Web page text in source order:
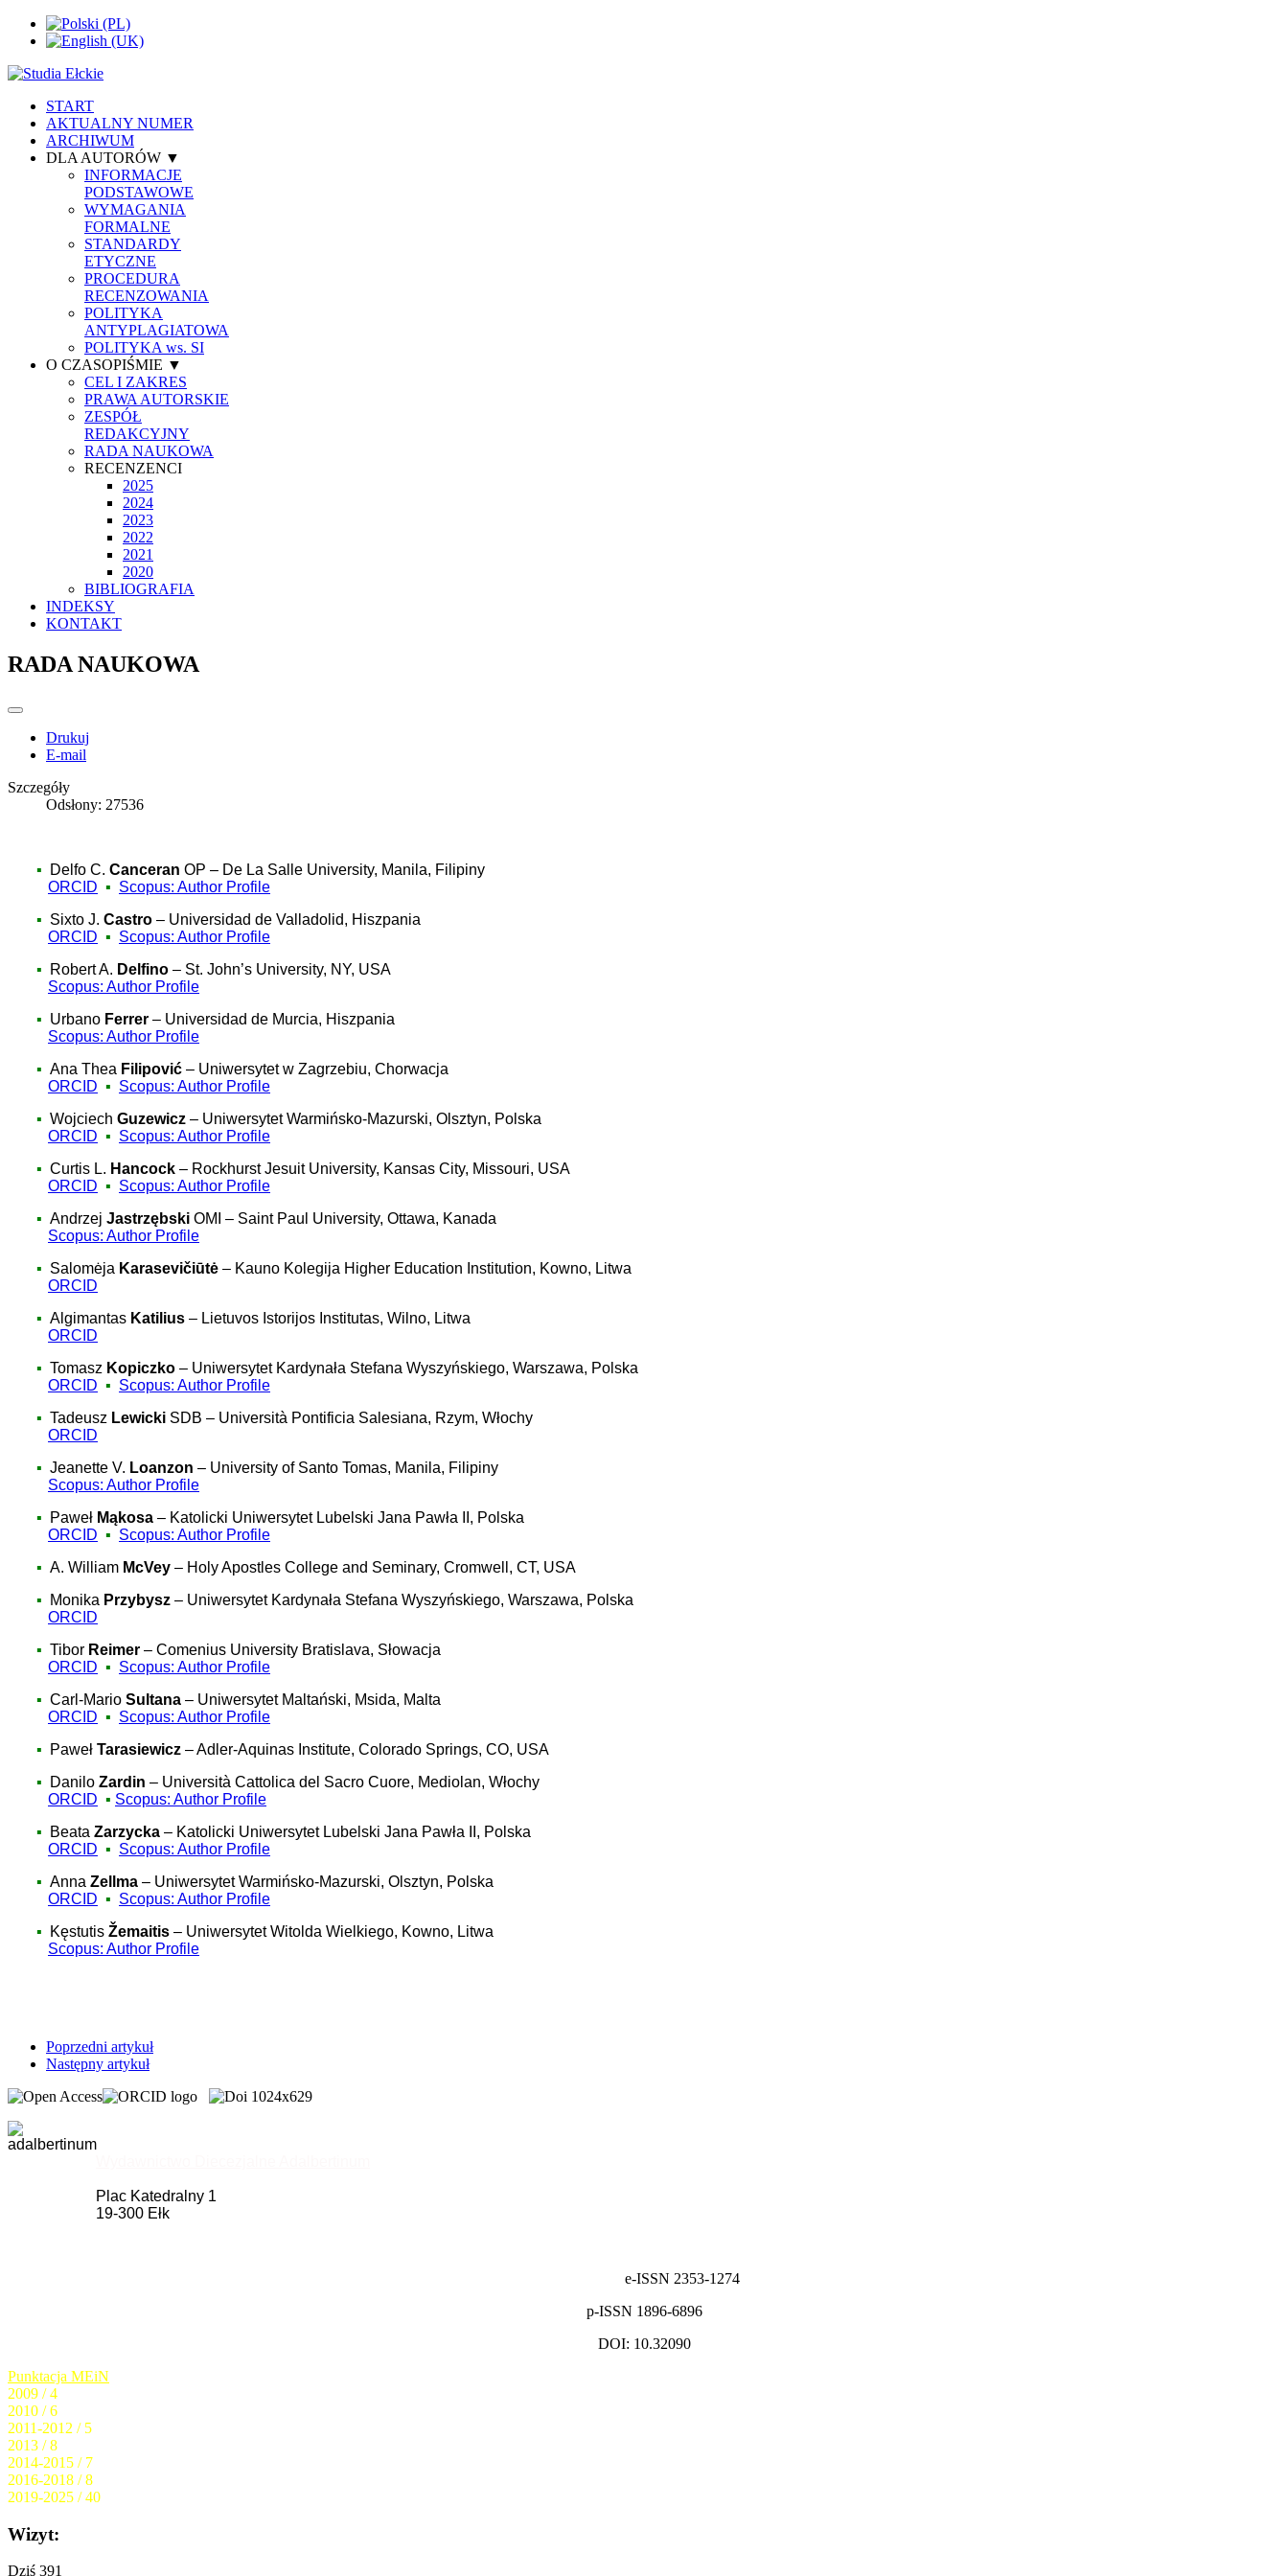
START
AKTUALNY NUMER
ARCHIWUM
DLA AUTORÓW ▼
INFORMACJE
PODSTAWOWE
WYMAGANIA
FORMALNE
STANDARDY
ETYCZNE
PROCEDURA
RECENZOWANIA
POLITYKA
ANTYPLAGIATOWA
POLITYKA ws. SI
O CZASOPIŚMIE ▼
CEL I ZAKRES
PRAWA AUTORSKIE
ZESPÓŁ
REDAKCYJNY
RADA NAUKOWA
RECENZENCI
2025
2024
2023
2022
2021
2020
BIBLIOGRAFIA
INDEKSY
KONTAKT
RADA NAUKOWA
Drukuj
E-mail
Szczegóły
Odsłony: 27536
▪ Delfo C. Canceran OP – De La Salle University, Manila, Filipiny
ORCID ▪ Scopus: Author Profile
▪ Sixto J. Castro – Universidad de Valladolid, Hiszpania
ORCID ▪ Scopus: Author Profile
▪
Robert A. Delfino – St. John’s University, NY, USA
Scopus: Author Profile
▪ Urbano Ferrer – Universidad de Murcia, Hiszpania
Scopus: Author Profile
▪ Ana Thea Filipović – Uniwersytet w Zagrzebiu, Chorwacja
ORCID ▪ Scopus: Author Profile
▪ Wojciech Guzewicz – Uniwersytet Warmińsko-Mazurski, Olsztyn, Polska
ORCID ▪ Scopus: Author Profile
▪ Curtis L. Hancock – Rockhurst Jesuit University, Kansas City, Missouri, USA
ORCID ▪ Scopus: Author Profile
▪ Andrzej Jastrzębski OMI – Saint Paul University, Ottawa, Kanada
Scopus: Author Profile
▪ Salomėja Karasevičiūtė – Kauno Kolegija Higher Education Institution, Kowno, Litwa
ORCID
▪ Algimantas Katilius – Lietuvos Istorijos Institutas, Wilno, Litwa
ORCID
▪ Tomasz Kopiczko – Uniwersytet Kardynała Stefana Wyszyńskiego, Warszawa, Polska
ORCID ▪ Scopus: Author Profile
▪ Tadeusz Lewicki SDB – Università Pontificia Salesiana, Rzym, Włochy
ORCID
▪ Jeanette V. Loanzon – University of Santo Tomas, Manila, Filipiny
Scopus: Author Profile
▪
Paweł Mąkosa – Katolicki Uniwersytet Lubelski Jana Pawła II, Polska
ORCID ▪ Scopus: Author Profile
▪ A. William McVey – Holy Apostles College and Seminary, Cromwell, CT, USA
▪
Monika Przybysz – Uniwersytet Kardynała Stefana Wyszyńskiego, Warszawa, Polska
ORCID
▪ Tibor Reimer – Comenius University Bratislava, Słowacja
ORCID ▪ Scopus: Author Profile
▪ Carl-Mario Sultana – Uniwersytet Maltański, Msida, Malta
ORCID ▪ Scopus: Author Profile
▪
Paweł Tarasiewicz – Adler-Aquinas Institute, Colorado Springs, CO, USA
▪
Danilo Zardin – Università Cattolica del Sacro Cuore, Mediolan, Włochy
ORCID ▪ Scopus: Author Profile
▪
Beata Zarzycka – Katolicki Uniwersytet Lubelski Jana Pawła II, Polska
ORCID ▪ Scopus: Author Profile
▪ Anna Zellma – Uniwersytet Warmińsko-Mazurski, Olsztyn, Polska
ORCID ▪ Scopus: Author Profile
▪
Kęstutis Žemaitis – Uniwersytet Witolda Wielkiego, Kowno, Litwa
Scopus: Author Profile
Poprzedni artykuł
Następny artykuł
Plac Katedralny 1
19-300 Ełk
e-ISSN 2353-1274
p-ISSN 1896-6896
DOI: 10.32090
Punktacja MEiN
2009 / 4
2010 / 6
2011-2012 / 5
2013 / 8
2014-2015 / 7
2016-2018 / 8
2019-2025 / 40
Wizyt:
Dziś 391